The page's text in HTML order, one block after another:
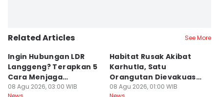
Related Articles See More
Ingin Hubungan LDR
Langgeng? Terapkan 5
Cara Menjaga
Kesetiaan Ini
08 Agu 2026, 03:00 WIB
Habitat Rusak Akibat
Karhutla, Satu
Orangutan Dievakuasi
di Ketapang
08 Agu 2026, 01:00 WIB